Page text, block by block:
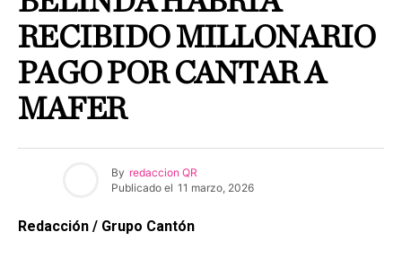
RECIBIDO MILLONARIO
PAGO POR CANTAR A
MAFER
By redaccion QR
Publicado el 11 marzo, 2026
Redacción / Grupo Cantón